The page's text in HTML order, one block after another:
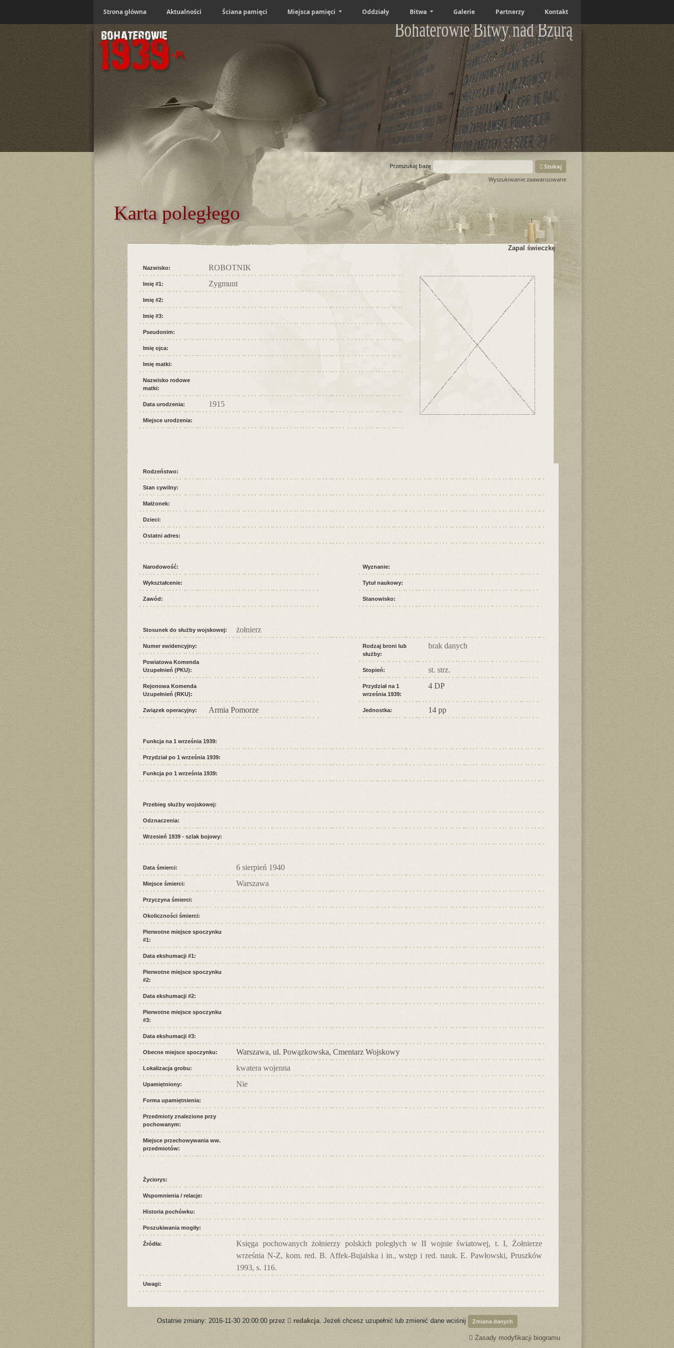
Strona główna Aktualności Ściana pamięci Miejsca pamięci Oddziały Bitwa Galerie Partnerzy Kontakt
Bohaterowie Bitwy nad Bzurą
Przeszukaj bazę
Szukaj
Wyszukiwanie zaawansowane
Karta poległego
Zapal świeczkę
Nazwisko: ROBOTNIK
Imię #1: Zygmunt
Imię #2:
Imię #3:
Pseudonim:
Imię ojca:
Imię matki:
Nazwisko rodowe
matki:
Data urodzenia: 1915
Miejsce urodzenia:
Rodzeństwo:
Stan cywilny:
Małżonek:
Dzieci:
Ostatni adres:
Narodowość:
Wykształcenie:
Zawód:
Wyznanie:
Tytuł naukowy:
Stanowisko:
Stosunek do służby wojskowej: żołnierz
Numer ewidencyjny:
Powiatowa Komenda
Uzupełnień (PKU):
Rejonowa Komenda
Uzupełnień (RKU):
Związek operacyjny: Armia Pomorze
Rodzaj broni lub
służby:
brak danych
Stopień: st. strz.
Przydział na 1
września 1939:
4 DP
Jednostka: 14 pp
Funkcja na 1 września 1939:
Przydział po 1 września 1939:
Funkcja po 1 września 1939:
Przebieg służby wojskowej:
Odznaczenia:
Wrzesień 1939 - szlak bojowy:
Data śmierci: 6 sierpień 1940
Miejsce śmierci: Warszawa
Przyczyna śmierci:
Okoliczności śmierci:
Pierwotne miejsce spoczynku
#1:
Data ekshumacji #1:
Pierwotne miejsce spoczynku
#2:
Data ekshumacji #2:
Pierwotne miejsce spoczynku
#3:
Data ekshumacji #3:
Obecne miejsce spoczynku: Warszawa, ul. Powązkowska, Cmentarz Wojskowy
Lokalizacja grobu: kwatera wojenna
Upamiętniony: Nie
Forma upamiętnienia:
Przedmioty znalezione przy
pochowanym:
Miejsce przechowywania ww.
przedmiotów:
Życiorys:
Wspomnienia / relacje:
Historia pochówku:
Poszukiwania mogiły:
Źródła:
Księga pochowanych żołnierzy polskich poległych w II wojnie światowej, t. I, Żołnierze
września N-Z, kom. red. B. Affek-Bujalska i in., wstęp i red. nauk. E. Pawłowski, Pruszków
1993, s. 116.
Uwagi:
Ostatnie zmiany: 2016-11-30 20:00:00 przez redakcja. Jeżeli chcesz uzupełnić lub zmienić dane wciśnij Zmiana danych
Zasady modyfikacji biogramu